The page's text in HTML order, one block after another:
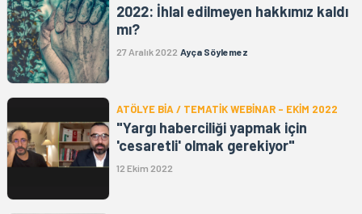
2022: İhlal edilmeyen hakkımız kaldı
mı?
27 Aralık 2022 Ayça Söylemez
ATÖLYE BİA / TEMATİK WEBİNAR - EKİM 2022
"Yargı haberciliği yapmak için
'cesaretli' olmak gerekiyor"
12 Ekim 2022